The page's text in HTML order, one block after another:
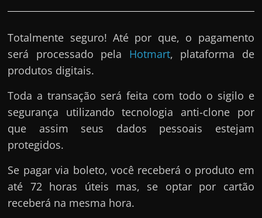
Totalmente seguro! Até por que, o pagamento
será processado pela Hotmart, plataforma de
produtos digitais.
Toda a transação será feita com todo o sigilo e
segurança utilizando tecnologia anti-clone por
que assim seus dados pessoais estejam
protegidos.
Se pagar via boleto, você receberá o produto em
até 72 horas úteis mas, se optar por cartão
receberá na mesma hora.